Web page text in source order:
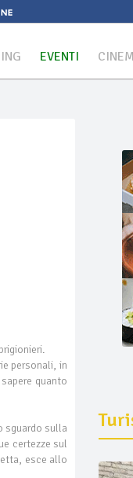
EVENTI
personali, in
quanto
sguardo sulla
certezze sul
esce allo